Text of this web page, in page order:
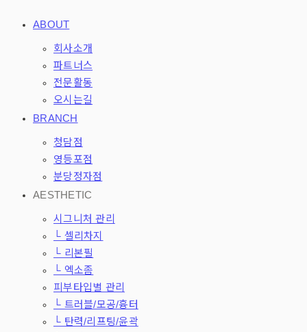
ABOUT
회사소개
파트너스
전문활동
오시는길
BRANCH
청담점
영등포점
분당정자점
AESTHETIC
시그니처 관리
└ 셀리차지
└ 리본필
└ 엑소좀
피부타입별 관리
└ 트러블/모공/흉터
└ 탄력/리프팅/윤곽